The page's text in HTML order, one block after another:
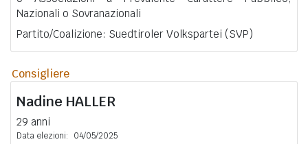
Nazionali o Sovranazionali
Partito/Coalizione: Suedtiroler Volkspartei (SVP)
Consigliere
Nadine HALLER
29 anni
Data elezioni:
04/05/2025